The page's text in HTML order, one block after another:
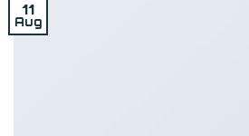
11
Aug